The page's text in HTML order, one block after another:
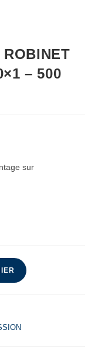
– 500
sur